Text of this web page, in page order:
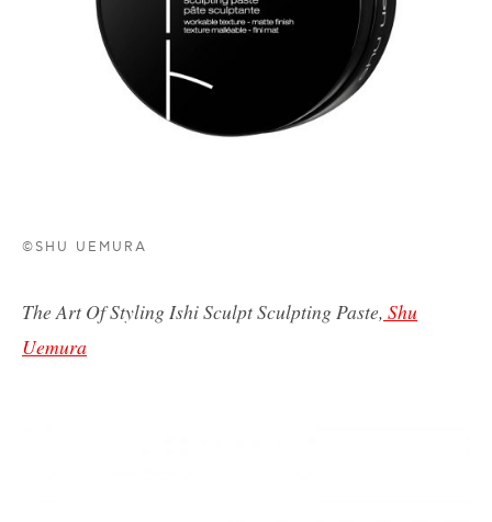
©SHU UEMURA
The Art Of Styling Ishi Sculpt Sculpting Paste, Shu
Uemura